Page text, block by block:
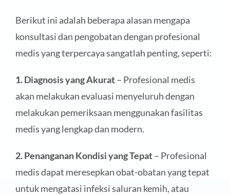
Berikut ini adalah beberapa alasan mengapa
konsultasi dan pengobatan dengan profesional
medis yang terpercaya sangatlah penting, seperti:
1. Diagnosis yang Akurat– Profesional medis
akan melakukan evaluasi menyeluruh dengan
melakukan pemeriksaan menggunakan fasilitas
medis yang lengkap dan modern.
2. Penanganan Kondisi yang Tepat– Profesional
medis dapat meresepkan obat-obatan yang tepat
untuk mengatasi infeksi saluran kemih, atau